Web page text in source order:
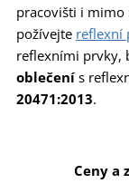
pracovišti i mimo
požívejte reflexní
reflexními prvky,
oblečení s
20471:2013.
Ceny a